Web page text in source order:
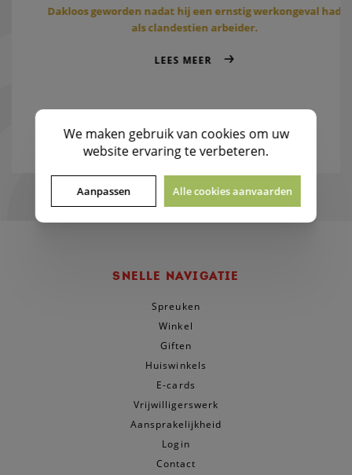
Dakloos geworden nadat hij een ernstig werkongeval had
als clandestien arbeider.
LEES MEER
SNELLE NAVIGATIE
Spreuken
Winkel
Giften
Huiswinkels
E-cards
Vrijwilligerswerk
Aansprakelijkheid
Login
Contact
We maken gebruik van cookies om uw
website ervaring te verbeteren.
Aanpassen Alle cookies aanvaarden